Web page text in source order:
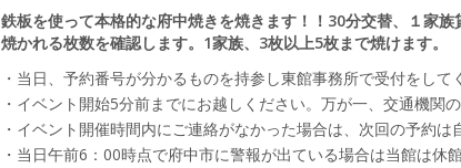
鉄板を使って本格的な府中焼きを焼きます！！30分交替、１家
焼かれる枚数を確認します。1家族、3枚以上5枚まで焼けます。
・当日、予約番号が分かるものを持参し東館事務所で受付をして
・イベント開始5分前までにお越しください。万が一、交通機関
・イベント開催時間内にご連絡がなかった場合は、次回の予約
・当日午前6：00時点で府中市に警報が出ている場合は当館は